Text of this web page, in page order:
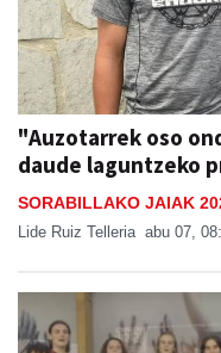
"Auzotarrek oso
daude laguntzeko
SORABILLAKO JAIAK
Lide Ruiz Telleria abu 07,